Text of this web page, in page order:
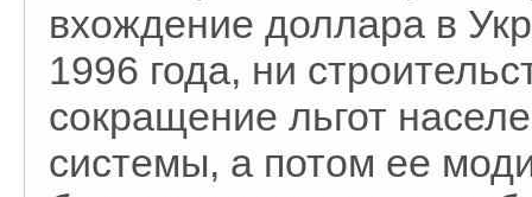
вхождение доллара в
1996 года, ни
сокращение льгот
системы, а потом ее